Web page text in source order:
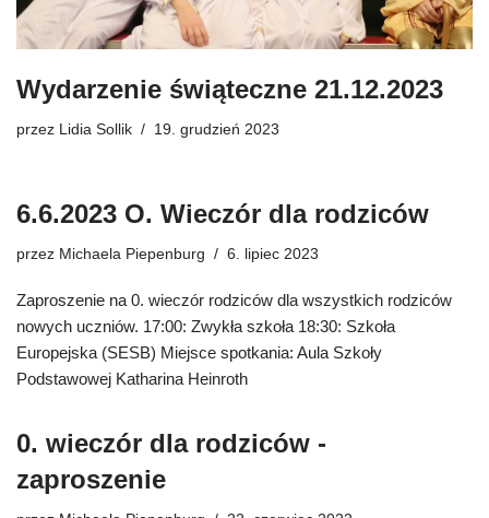
Wydarzenie świąteczne 21.12.2023
przez Lidia Sollik 19. grudzień 2023
6.6.2023 O. Wieczór dla rodziców
przez Michaela Piepenburg 6. lipiec 2023
Zaproszenie na 0. wieczór rodziców dla wszystkich rodziców
nowych uczniów. 17:00: Zwykła szkoła 18:30: Szkoła
Europejska (SESB) Miejsce spotkania: Aula Szkoły
Podstawowej Katharina Heinroth
0. wieczór dla rodziców -
zaproszenie